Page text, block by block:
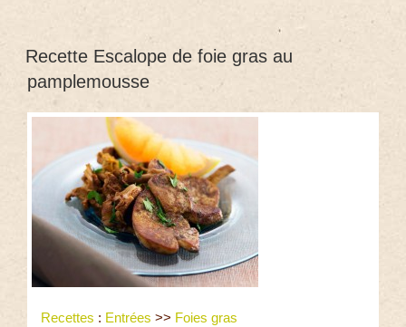
Recette Escalope de foie gras au
pamplemousse
Recettes : Entrées >> Foies gras